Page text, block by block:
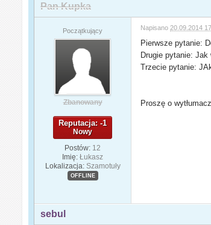
Pan Kupka
Początkujący
Zbanowany
Reputacja: -1
Nowy
Postów: 12
Imię: Łukasz
Lokalizacja: Szamotuły
OFFLINE
Napisano 20.09.2014
Pierwsze pytanie:
Drugie pytanie:
Trzecie pytanie:
Proszę o
sebul